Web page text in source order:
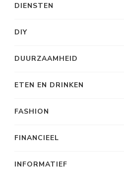
DIENSTEN
DIY
DUURZAAMHEID
ETEN EN DRINKEN
FASHION
FINANCIEEL
INFORMATIEF